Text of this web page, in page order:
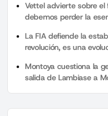
Vettel advierte sobre el
debemos perder la
La FIA defiende la
revolución, es una
Montoya cuestiona la
salida de Lambiase a